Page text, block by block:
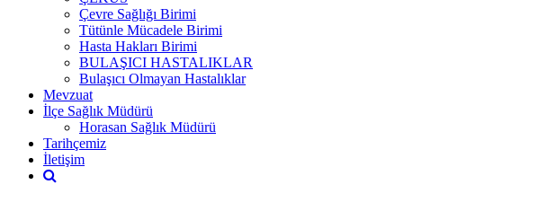
Çevre Sağlığı Birimi
Tütünle Mücadele Birimi
Hasta Hakları Birimi
BULAŞICI HASTALIKLAR
Bulaşıcı Olmayan Hastalıklar
Mevzuat
İlçe Sağlık Müdürü
Horasan Sağlık Müdürü
Tarihçemiz
İletişim